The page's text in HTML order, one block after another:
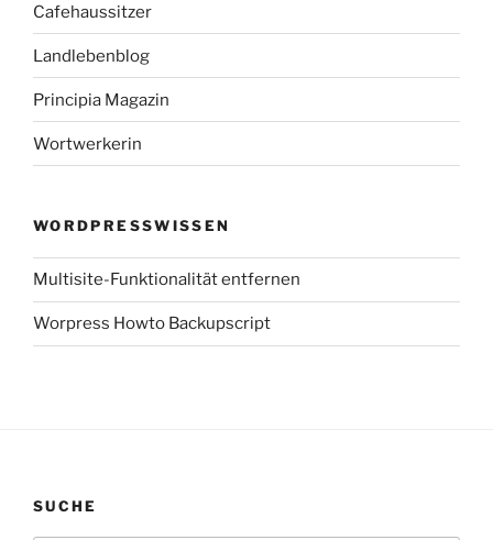
Cafehaussitzer
Landlebenblog
Principia Magazin
Wortwerkerin
WORDPRESSWISSEN
Multisite-Funktionalität entfernen
Worpress Howto Backupscript
SUCHE